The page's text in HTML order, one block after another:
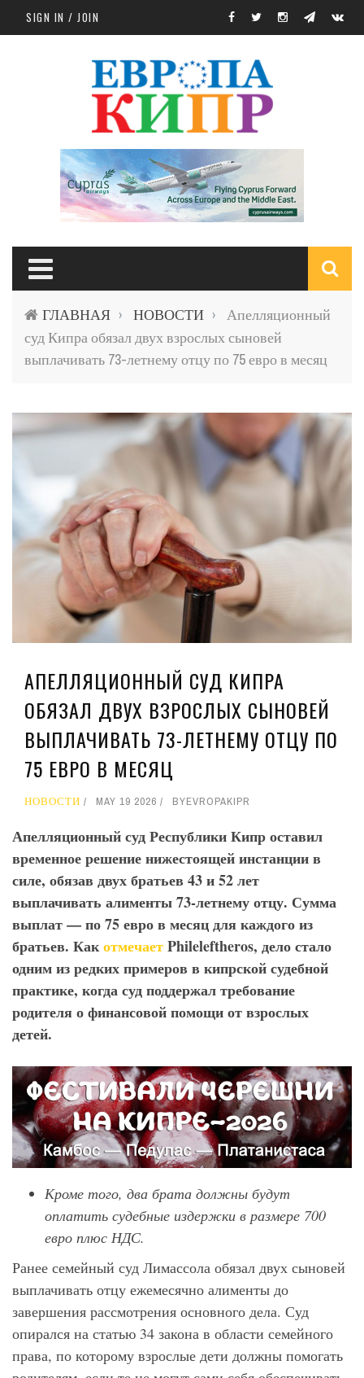
Skip to main content
SIGN IN / JOIN
ГЛАВНАЯ › НОВОСТИ ›
Апелляционный
суд Кипра обязал двух взрослых сыновей
выплачивать 73-летнему отцу по 75 евро в месяц
АПЕЛЛЯЦИОННЫЙ СУД КИПРА
ОБЯЗАЛ ДВУХ ВЗРОСЛЫХ СЫНОВЕЙ
ВЫПЛАЧИВАТЬ 73-ЛЕТНЕМУ ОТЦУ ПО
75 ЕВРО В МЕСЯЦ
НОВОСТИ MAY 19 2026 BYEVROPAKIPR
Апелляционный суд Республики Кипр оставил
временное решение нижестоящей инстанции в
силе, обязав двух братьев 43 и 52 лет
выплачивать алименты 73-летнему отцу. Сумма
выплат — по 75 евро в месяц для каждого из
братьев. КакотмечаетPhileleftheros, дело стало
одним из редких примеров в кипрской судебной
практике, когда суд поддержал требование
родителя о финансовой помощи от взрослых
детей.
Кроме того, два брата должны будут
оплатить судебные издержки в размере 700
евро плюс НДС.
Ранее семейный суд Лимассола обязал двух сыновей
выплачивать отцу ежемесячно алименты до
завершения рассмотрения основного дела. Суд
опирался на статью 34 закона в области семейного
права, по которому взрослые дети должны помогать